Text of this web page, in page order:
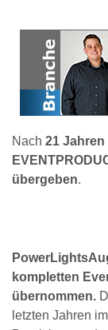
Nach 21 Jahren
übergeben.
kompletten
übernommen.
letzten Jahren